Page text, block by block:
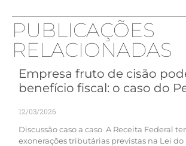
PUBLICAÇÕES
RELACIONADAS
Empresa fruto de cisão
benefício fiscal: o caso do
12/03/2026
Discussão caso a caso A Receita Federal
exonerações tributárias previstas na Lei do